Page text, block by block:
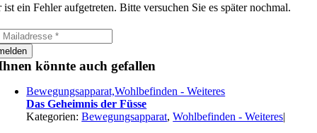
ist ein Fehler aufgetreten. Bitte versuchen Sie es später nochmal.
könnte auch gefallen
Bewegungsapparat,Wohlbefinden - Weiteres
Das Geheimnis der Füsse
Kategorien:Bewegungsapparat,Wohlbefinden - Weiteres|